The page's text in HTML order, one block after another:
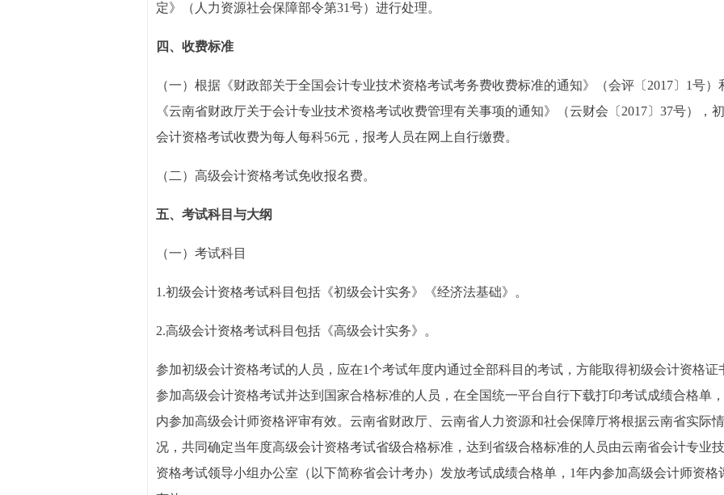
定》（人力资源社会保障部令第31号）进行处理。
四、收费标准
（一）根据《财政部关于全国会计专业技术资格考试考务费收费标准的通知》（会评〔2017〕1号）
《云南省财政厅关于会计专业技术资格考试收费管理有关事项的通知》（云财会〔2017〕37号），
会计资格考试收费为每人每科56元，报考人员在网上自行缴费。
（二）高级会计资格考试免收报名费。
五、考试科目与大纲
（一）考试科目
1.初级会计资格考试科目包括《初级会计实务》《经济法基础》。
2.高级会计资格考试科目包括《高级会计实务》。
参加初级会计资格考试的人员，应在1个考试年度内通过全部科目的考试，方能取得初级会计资格证
参加高级会计资格考试并达到国家合格标准的人员，在全国统一平台自行下载打印考试成绩合格单
内参加高级会计师资格评审有效。云南省财政厅、云南省人力资源和社会保障厅将根据云南省实际情
况，共同确定当年度高级会计资格考试省级合格标准，达到省级合格标准的人员由云南省会计专业
资格考试领导小组办公室（以下简称省会计考办）发放考试成绩合格单，1年内参加高级会计师资格